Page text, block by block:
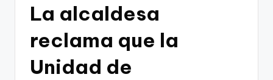
Cartagena,
La alcaldesa
reclama que la
Unidad de